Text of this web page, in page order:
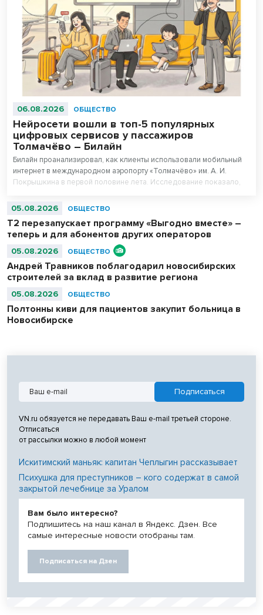
06.08.2026 ОБЩЕСТВО
Нейросети вошли в топ-5 популярных
цифровых сервисов у пассажиров
Толмачёво – Билайн
Билайн проанализировал, как клиенты использовали мобильный
интернет в международном аэропорту «Толмачёво» им. А. И.
Покрышкина в первой половине лета. Исследование показало,
сервисов у пассажиров 16–44 лет. При этом миллениалы (29–44
аэропорту.
05.08.2026 ОБЩЕСТВО
Т2 перезапускает программу «Выгодно вместе» –
теперь и для абонентов других операторов
05.08.2026 ОБЩЕСТВО
Андрей Травников поблагодарил новосибирских
строителей за вклад в развитие региона
05.08.2026 ОБЩЕСТВО
Полтонны киви для пациентов закупит больница в
Новосибирске
VN.ru обязуется не передавать Ваш e-mail третьей стороне.
Отписаться
от рассылки можно в любой момент
Искитимский маньяк: капитан Чеплыгин рассказывает
Психушка для преступников – кого содержат в самой
закрытой лечебнице за Уралом
Вам было интересно?
Подпишитесь на наш канал в Яндекс. Дзен. Все
самые интересные новости отобраны там.
Подписаться на Дзен